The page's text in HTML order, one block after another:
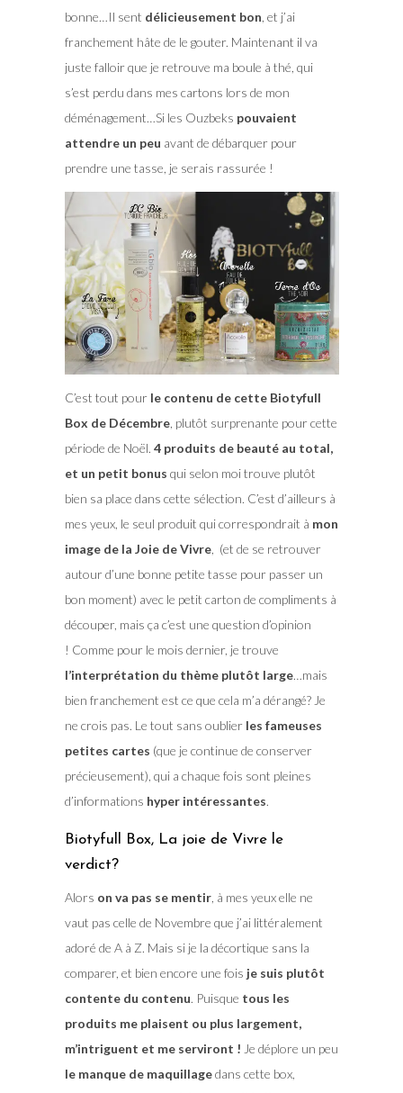
bonne…Il sent délicieusement bon , et j’ai
franchement hâte de le gouter. Maintenant il va
juste falloir que je retrouve ma boule à thé, qui
s’est perdu dans mes cartons lors de mon
déménagement…Si les Ouzbeks pouvaient
attendre un peu avant de débarquer pour
prendre une tasse, je serais rassurée !
C’est tout pourle contenu de cette Biotyfull
Box de Décembre, plutôt surprenante pour cette
période de Noël. 4 produits de beauté au total,
et un petit bonus qui selon moi trouve plutôt
bien sa place dans cette sélection. C’est d’ailleurs à
mes yeux, le seul produit qui correspondrait à mon
image de la Joie de Vivre, (et de se retrouver
autour d’une bonne petite tasse pour passer un
bon moment) avec le petit carton de compliments à
découper, mais ça c’est une question d’opinion
! Comme pour le mois dernier, je trouve
l’interprétation du thème plutôt large…mais
bien franchement est ce que cela m’a dérangé? Je
ne crois pas. Le tout sans oublier les fameuses
petites cartes (que je continue de conserver
précieusement), qui a chaque fois sont pleines
d’informations hyper intéressantes.
Biotyfull Box, La joie de Vivre le
verdict?
Alors on va pas se mentir, à mes yeux elle ne
vaut pas celle de Novembre que j’ai littéralement
adoré de A à Z. Mais si je la décortique sans la
comparer, et bien encore une fois je suis plutôt
contente du contenu. Puisque tous les
produits me plaisent ou plus largement,
m’intriguent et me serviront ! Je déplore un peu
le manque de maquillagedans cette box,